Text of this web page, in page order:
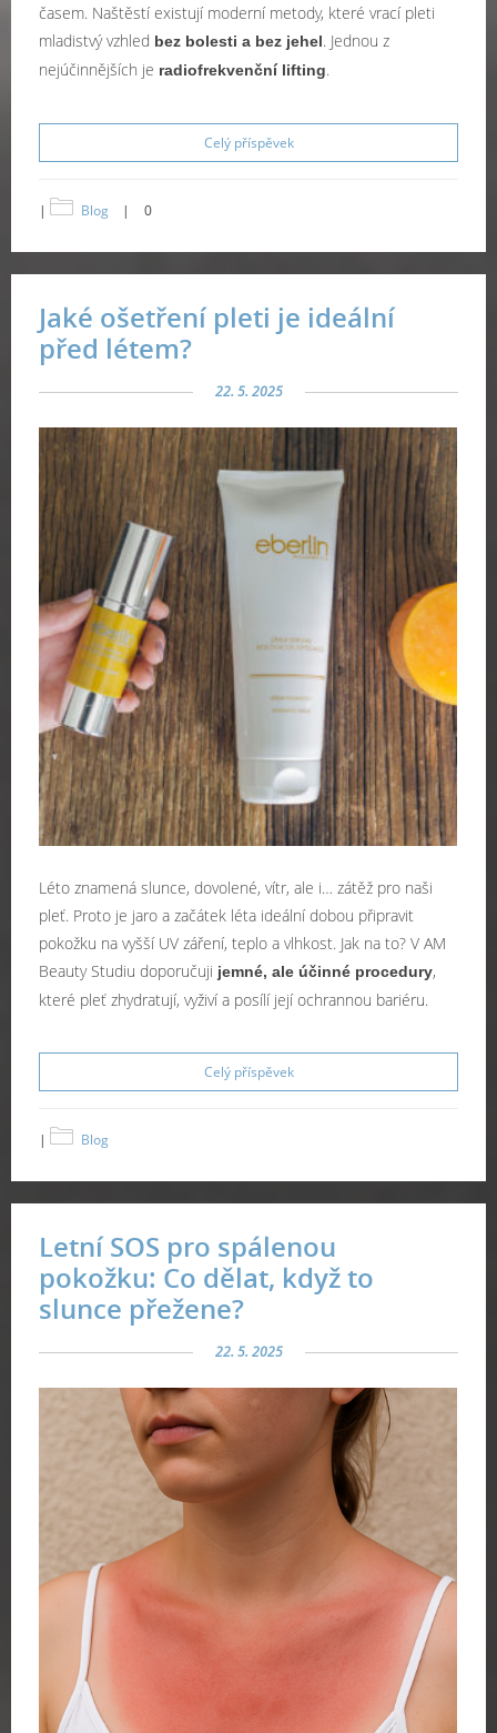
časem. Naštěstí existují moderní metody, které vrací pleti
mladistvý vzhled bez bolesti a bez jehel. Jednou z
nejúčinnějších je radiofrekvenční lifting.
Celý příspěvek
| Blog | 0
Jaké ošetření pleti je ideální
před létem?
22. 5. 2025
Léto znamená slunce, dovolené, vítr, ale i… zátěž pro naši
pleť. Proto je jaro a začátek léta ideální dobou připravit
pokožku na vyšší UV záření, teplo a vlhkost. Jak na to? V AM
Beauty Studiu doporučuji jemné, ale účinné procedury,
které pleť zhydratují, vyživí a posílí její ochrannou bariéru.
Celý příspěvek
| Blog
Letní SOS pro spálenou
pokožku: Co dělat, když to
slunce přežene?
22. 5. 2025